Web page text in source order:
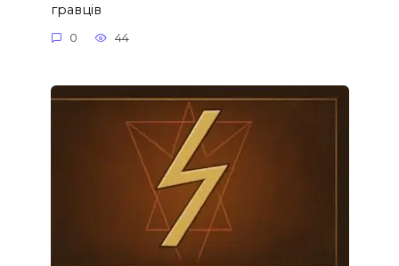
гравців
0 44